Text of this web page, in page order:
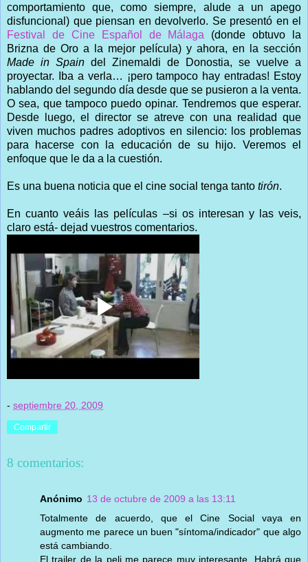
comportamiento que, como siempre, alude a un apego
disfuncional) que piensan en devolverlo. Se presentó en el
Festival de Cine Español de Málaga (donde obtuvo la
Brizna de Oro a la mejor película) y ahora, en la sección
Made in Spain del Zinemaldi de Donostia, se vuelve a
proyectar. Iba a verla… ¡pero tampoco hay entradas! Estoy
hablando del segundo día desde que se pusieron a la venta.
O sea, que tampoco puedo opinar. Tendremos que esperar.
Desde luego, el director se atreve con una realidad que
viven muchos padres adoptivos en silencio: los problemas
para hacerse con la educación de su hijo. Veremos el
enfoque que le da a la cuestión.
Es una buena noticia que el cine social tenga tanto tirón.
En cuanto veáis las películas –si os interesan y las veis,
claro está- dejad vuestros comentarios.
- septiembre 20, 2009
Compartir
8 comentarios:
Anónimo 13 de octubre de 2009 a las 13:11
Totalmente de acuerdo, que el Cine Social vaya en
augmento me parece un buen "síntoma/indicador" que algo
está cambiando.
El trailer de la peli me parece muy interesante. Habrá que